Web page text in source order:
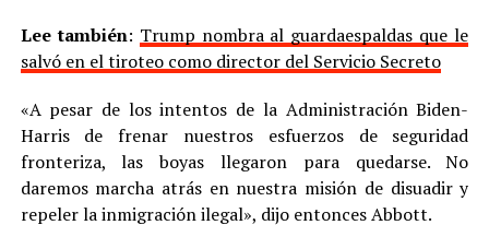
Lee también: Trump nombra al guardaespaldas que le
salvó en el tiroteo como director del Servicio Secreto
«A pesar de los intentos de la Administración Biden-
Harris de frenar nuestros esfuerzos de seguridad
fronteriza, las boyas llegaron para quedarse. No
daremos marcha atrás en nuestra misión de disuadir y
repeler la inmigración ilegal», dijo entonces Abbott.